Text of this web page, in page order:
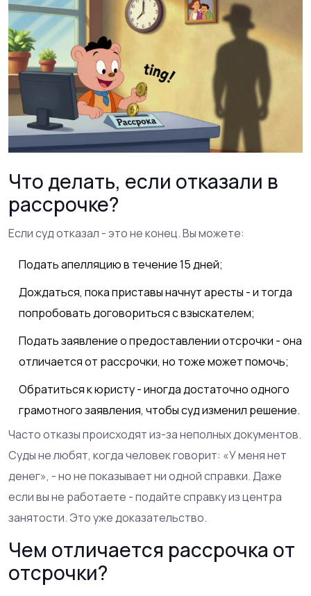
Что делать, если отказали в
рассрочке?
Если суд отказал - это не конец. Вы можете:
Подать апелляцию в течение 15 дней;
Дождаться, пока приставы начнут аресты - и тогда
попробовать договориться с взыскателем;
Подать заявление о предоставлении отсрочки - она
отличается от рассрочки, но тоже может помочь;
Обратиться к юристу - иногда достаточно одного
грамотного заявления, чтобы суд изменил решение.
Часто отказы происходят из-за неполных документов.
Суды не любят, когда человек говорит: «У меня нет
денег», - но не показывает ни одной справки. Даже
если вы не работаете - подайте справку из центра
занятости. Это уже доказательство.
Чем отличается рассрочка от
отсрочки?